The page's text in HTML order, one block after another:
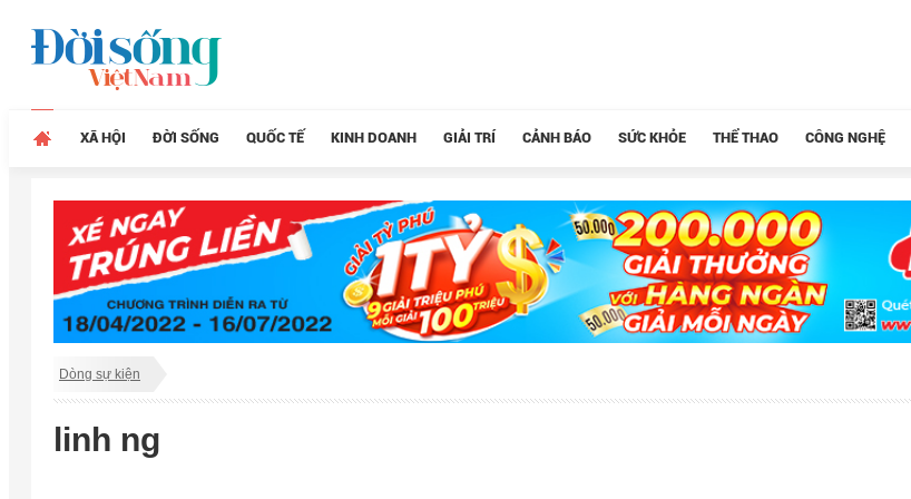
XÃ HỘI ĐỜI SỐNG QUỐC TẾ KINH DOANH GIẢI TRÍ CẢNH BÁO SỨC KHỎE THỂ THAO CÔNG NGHỆ
Dòng sự kiện
linh ng